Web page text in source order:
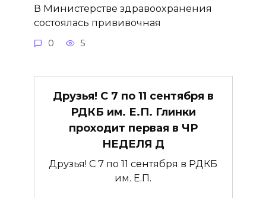
В Министерстве здравоохранения
состоялась прививочная
0 5
Друзья! С 7 по 11 сентября в
РДКБ им. Е.П. Глинки
проходит первая в ЧР
НЕДЕЛЯ Д
Друзья! С 7 по 11 сентября в РДКБ
им. Е.П.